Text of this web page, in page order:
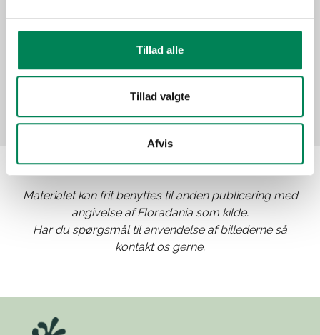
Tillad alle
Tillad valgte
Afvis
Billeder
Materialet kan frit benyttes til anden publicering med
angivelse af Floradania som kilde.
Har du spørgsmål til anvendelse af billederne så
kontakt os gerne.